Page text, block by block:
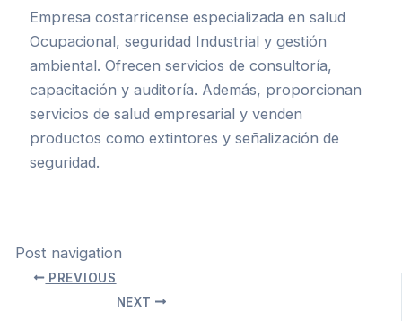
Empresa costarricense especializada en salud
Ocupacional, seguridad Industrial y gestión
ambiental. Ofrecen servicios de consultoría,
capacitación y auditoría. Además, proporcionan
servicios de salud empresarial y venden
productos como extintores y señalización de
seguridad.
Post navigation
PREVIOUS
NEXT